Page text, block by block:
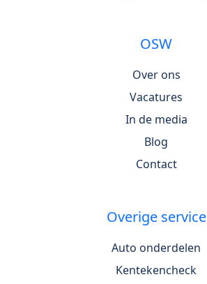
OSW
Over ons
Vacatures
In de media
Blog
Contact
Overige service
Auto onderdelen
Kentekencheck